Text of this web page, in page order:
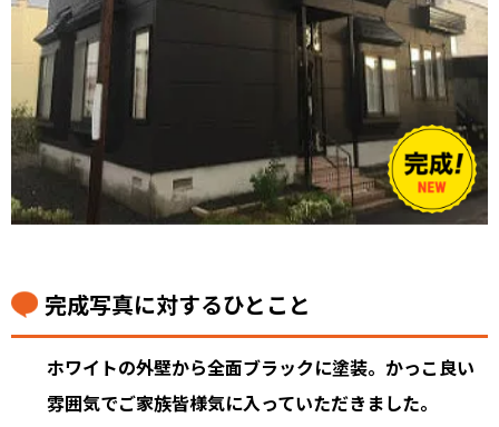
完成写真に対するひとこと
ホワイトの外壁から全面ブラックに塗装。かっこ良い
雰囲気でご家族皆様気に入っていただきました。